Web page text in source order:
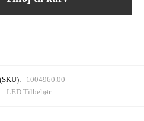
1004960.00
LED Tilbehør